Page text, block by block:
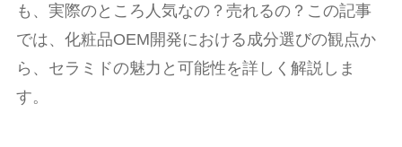
も、実際のところ人気なの？売れるの？この記事
では、化粧品OEM開発における成分選びの観点か
ら、セラミドの魅力と可能性を詳しく解説しま
す。